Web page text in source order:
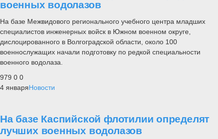
военных водолазов
На базе Межвидового регионального учебного центра младших
специалистов инженерных войск в Южном военном округе,
дислоцированного в Волгоградской области, около 100
военнослужащих начали подготовку по редкой специальности
военного водолаза.
979 0 0
4 январяНовости
На базе Каспийской флотилии определят
лучших военных водолазов